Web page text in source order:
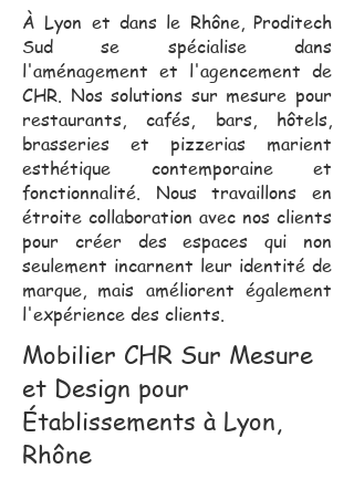
À Lyon et dans le Rhône, Proditech
Sud se spécialise dans
l'aménagement et l'agencement de
CHR. Nos solutions sur mesure pour
restaurants, cafés, bars, hôtels,
brasseries et pizzerias marient
esthétique contemporaine et
fonctionnalité. Nous travaillons en
étroite collaboration avec nos clients
pour créer des espaces qui non
seulement incarnent leur identité de
marque, mais améliorent également
l'expérience des clients.
Mobilier CHR Sur Mesure
et Design pour
Établissements à Lyon,
Rhône